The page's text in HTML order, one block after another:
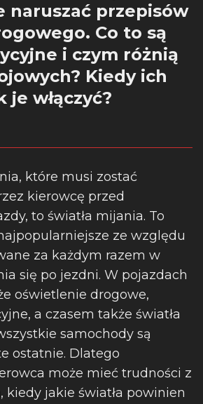
naruszać przepisów
Co to są
i czym różnią
Kiedy ich
je włączyć?
które musi zostać
kierowcę przed
to światła mijania. To
ze względu
za każdym razem w
się po jezdni. W pojazdach
oświetlenie drogowe,
a czasem także światła
samochody są
ostatnie. Dlatego
może mieć trudności z
kiedy jakie światła powinien